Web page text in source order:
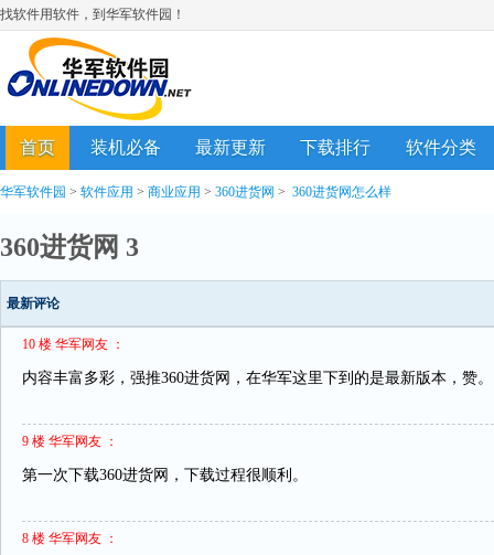
找软件用软件，到华军软件园！
首页 装机必备 最新更新 下载排行 软件分类
华军软件园 > 软件应用 > 商业应用 > 360进货网 > 360进货网怎么样
360进货网 3
最新评论
10 楼 华军网友 ：
内容丰富多彩，强推360进货网，在华军这里下到的是最新版本，赞。
9 楼 华军网友 ：
第一次下载360进货网，下载过程很顺利。
8 楼 华军网友 ：